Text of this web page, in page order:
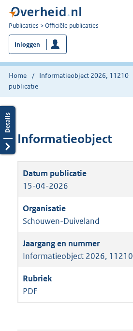
U
bent
nu
hier:
Publicaties Officiële publicaties
Inloggen
Home Informatieobject 2026, 11210
publicatie
Informatieobject
15-04-2026
Schouwen-Duiveland
Informatieobject 2026, 11210
PDF